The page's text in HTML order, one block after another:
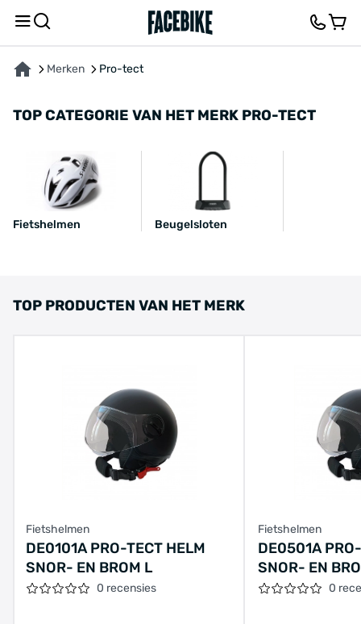
Merken Pro-tect
TOP CATEGORIE VAN HET MERK PRO-TECT
Fietshelmen Beugelsloten
TOP PRODUCTEN VAN HET MERK
Fietshelmen
DE0101A PRO-TECT HELM
SNOR- EN BROM L
0 recensies
Fietshelmen
DE0501A
SNOR- EN
0